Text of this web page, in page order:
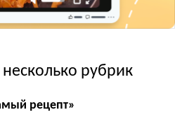
рубрик
рецепт»